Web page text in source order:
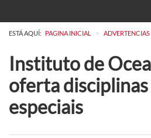
ESTÁ AQUÍ: PAGINA INICIAL > ADVERTENCIAS
Instituto de
oferta
especiais